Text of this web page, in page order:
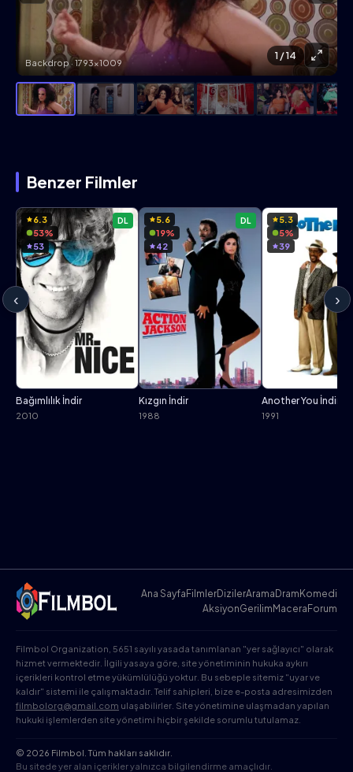
Backdrop · 1793×1009
1 / 14
Benzer Filmler
‹
DL
6.3
53%
53
Bağımlılık İndir
2010
DL
5.6
19%
42
Kızgın İndir
1988
5.3
5%
39
Another You İndir
1991
›
Ana Sayfa FilmlerDizilerArama Dram Komedi
AksiyonGerilim Macera Forum
Filmbol Organization, 5651 sayılı yasada tanımlanan "yer sağlayıcı" olarak
hizmet vermektedir. İlgili yasaya göre, site yönetiminin hukuka aykırı
içerikleri kontrol etme yükümlülüğü yoktur. Bu sebeple sitemiz "uyar ve
kaldır" sistemi ile çalışmaktadır. Telif sahipleri, bize e-posta adresimizden
filmbolorg@gmail.com ulaşabilirler. Site yönetimine ulaşmadan yapılan
hukuki işlemlerden site yönetimi hiçbir şekilde sorumlu tutulamaz.
© 2026 Filmbol. Tüm hakları saklıdır.
Bu sitede yer alan içerikler yalnızca bilgilendirme amaçlıdır.